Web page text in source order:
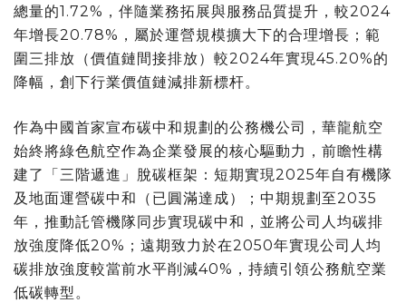
總量的1.72%，伴隨業務拓展與服務品質提升，較2024
年增長20.78%，屬於運營規模擴大下的合理增長；範
圍三排放（價值鏈間接排放）較2024年實現45.20%的
降幅，創下行業價值鏈減排新標杆。
作為中國首家宣布碳中和規劃的公務機公司，華龍航空
始終將綠色航空作為企業發展的核心驅動力，前瞻性構
建了「三階遞進」脫碳框架：短期實現2025年自有機隊
及地面運營碳中和（已圓滿達成）；中期規劃至2035
年，推動託管機隊同步實現碳中和，並將公司人均碳排
放強度降低20%；遠期致力於在2050年實現公司人均
碳排放強度較當前水平削減40%，持續引領公務航空業
低碳轉型。